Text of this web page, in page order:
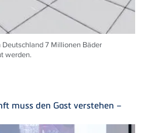
7 Millionen Bäder
werden.
muss den Gast verstehen –